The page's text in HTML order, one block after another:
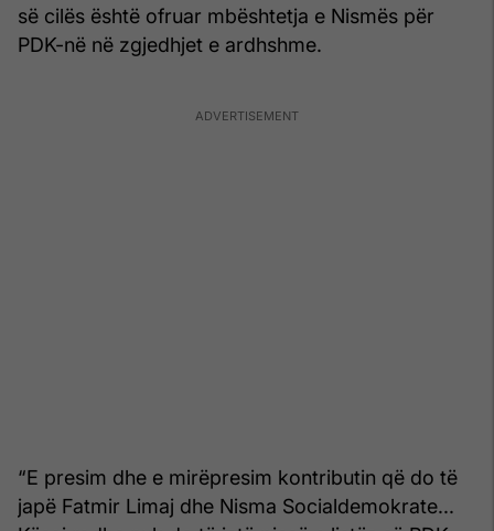
së cilës është ofruar mbështetja e Nismës për
PDK-në në zgjedhjet e ardhshme.
“E presim dhe e mirëpresim kontributin që do të
japë Fatmir Limaj dhe Nisma Socialdemokrate...